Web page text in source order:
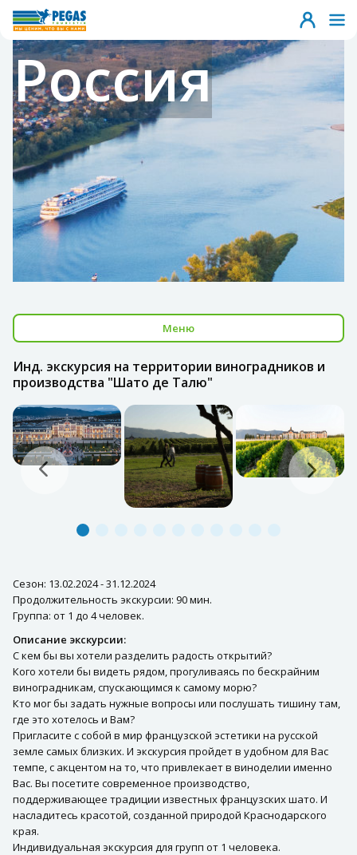
Россия
Меню
Инд. экскурсия на территории виноградников и
производства "Шато де Талю"
Сезон: 13.02.2024 - 31.12.2024
Продолжительность экскурсии: 90 мин.
Группа: от 1 до 4 человек.
Описание экскурсии:
С кем бы вы хотели разделить радость открытий?
Кого хотели бы видеть рядом, прогуливаясь по бескрайним
виноградникам, спускающимся к самому морю?
Кто мог бы задать нужные вопросы или послушать тишину там,
где это хотелось и Вам?
Пригласите с собой в мир французской эстетики на русской
земле самых близких. И экскурсия пройдет в удобном для Вас
темпе, с акцентом на то, что привлекает в виноделии именно
Вас. Вы посетите современное производство,
поддерживающее традиции известных французских шато. И
насладитесь красотой, созданной природой Краснодарского
края.
Индивидуальная экскурсия для групп от 1 человека.